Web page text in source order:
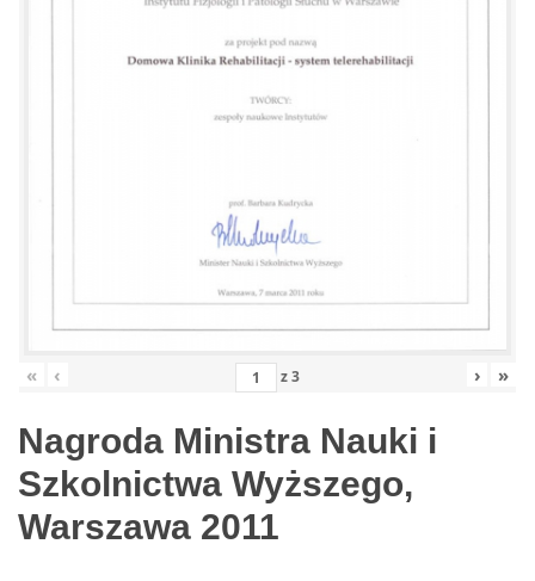
« ‹ z3 › »
Nagroda Ministra Nauki i
Szkolnictwa Wyższego,
Warszawa 2011